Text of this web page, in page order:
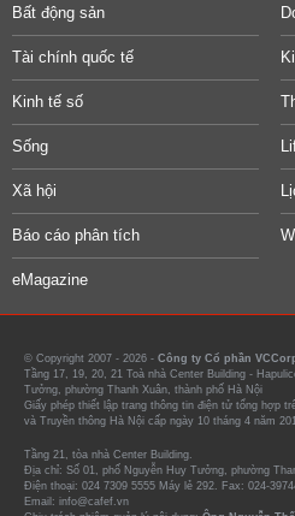
Bất động sản
Tài chính quốc tế
Kinh tế số
Sống
Xã hội
Báo cáo phân tích
eMagazine
© Copyright 2007 - 2026 - Công ty Cổ phần
Tầng 17, 19, 20, 21 Toà nhà Center Building -
Tưởng, phường Thanh Xuân, thành phố Hà Nội
Giấy phép thiết lập trang thông tin điện tử tổng hợp
và Truyền thông Hà Nội cấp ngày 10 tháng 4 năm
Tầng 21, tòa nhà Center Building.
Địa chỉ: Số 01, phố Nguyễn Huy Tưởng, phường
Điện thoại: 024 7309 5555 Máy lẻ 292. Fax: 024-
Email: info@cafef.vn